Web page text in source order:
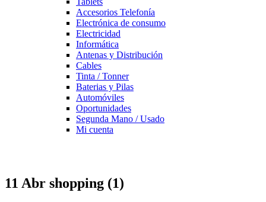
Accesorios Telefonía
Electrónica de consumo
Electricidad
Informática
Antenas y Distribución
Cables
Tinta / Tonner
Baterias y Pilas
Automóviles
Oportunidades
Segunda Mano / Usado
Mi cuenta
11 Abr shopping (1)